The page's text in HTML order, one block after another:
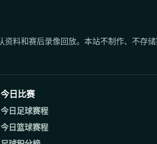
料和赛后录像回放。本站不制作、不存
今日比赛
今日足球赛程
今日篮球赛程